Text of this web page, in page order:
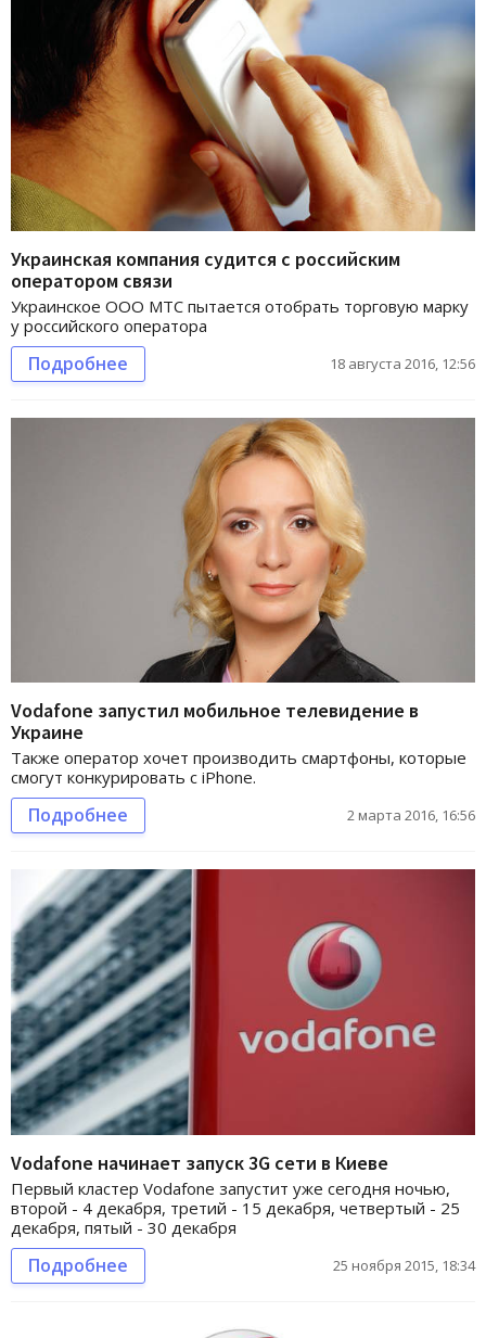
Украинская компания судится с российским
оператором связи
Украинское ООО МТС пытается отобрать торговую марку
у российского оператора
Подробнее 18 августа 2016, 12:56
Vodafone запустил мобильное телевидение в
Украине
Также оператор хочет производить смартфоны, которые
смогут конкурировать с iPhone.
Подробнее 2 марта 2016, 16:56
Vodafone начинает запуск 3G сети в Киеве
Первый кластер Vodafone запустит уже сегодня ночью,
второй - 4 декабря, третий - 15 декабря, четвертый - 25
декабря, пятый - 30 декабря
Подробнее 25 ноября 2015, 18:34